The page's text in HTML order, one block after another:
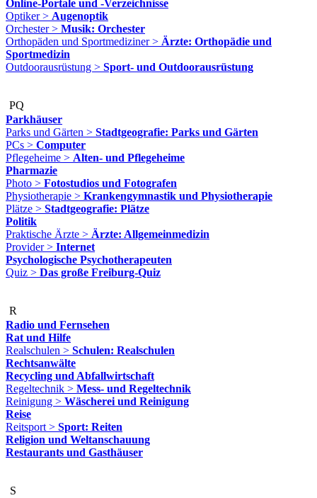
Online-Portale und -Verzeichnisse
Optiker > Augenoptik
Orchester > Musik: Orchester
Orthopäden und Sportmediziner > Ärzte: Orthopädie und
Sportmedizin
Outdoorausrüstung > Sport- und Outdoorausrüstung
PQ
Parkhäuser
Parks und Gärten > Stadtgeografie: Parks und Gärten
PCs > Computer
Pflegeheime > Alten- und Pflegeheime
Pharmazie
Photo > Fotostudios und Fotografen
Physiotherapie > Krankengymnastik und Physiotherapie
Plätze > Stadtgeografie: Plätze
Politik
Praktische Ärzte > Ärzte: Allgemeinmedizin
Provider > Internet
Psychologische Psychotherapeuten
Quiz > Das große Freiburg-Quiz
R
Radio und Fernsehen
Rat und Hilfe
Realschulen > Schulen: Realschulen
Rechtsanwälte
Recycling und Abfallwirtschaft
Regeltechnik > Mess- und Regeltechnik
Reinigung > Wäscherei und Reinigung
Reise
Reitsport > Sport: Reiten
Religion und Weltanschauung
Restaurants und Gasthäuser
S